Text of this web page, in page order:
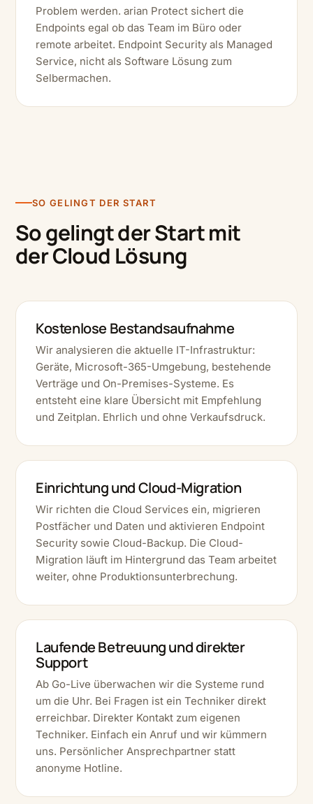
Problem werden. arian Protect sichert die
Endpoints egal ob das Team im Büro oder
remote arbeitet. Endpoint Security als Managed
Service, nicht als Software Lösung zum
Selbermachen.
SO GELINGT DER START
So gelingt der Start mit
der Cloud Lösung
Kostenlose Bestandsaufnahme
Wir analysieren die aktuelle IT-Infrastruktur:
Geräte, Microsoft-365-Umgebung, bestehende
Verträge und On-Premises-Systeme. Es
entsteht eine klare Übersicht mit Empfehlung
und Zeitplan. Ehrlich und ohne Verkaufsdruck.
Einrichtung und Cloud-Migration
Wir richten die Cloud Services ein, migrieren
Postfächer und Daten und aktivieren Endpoint
Security sowie Cloud-Backup. Die Cloud-
Migration läuft im Hintergrund das Team arbeitet
weiter, ohne Produktionsunterbrechung.
Laufende Betreuung und direkter
Support
Ab Go-Live überwachen wir die Systeme rund
um die Uhr. Bei Fragen ist ein Techniker direkt
erreichbar. Direkter Kontakt zum eigenen
Techniker. Einfach ein Anruf und wir kümmern
uns. Persönlicher Ansprechpartner statt
anonyme Hotline.